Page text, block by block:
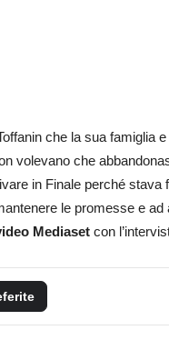
che la sua famiglia
volevano che
in Finale perché stava
le promesse e
Mediaset con